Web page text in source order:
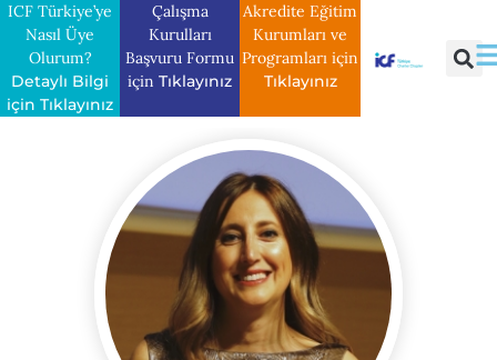
ICF Türkiye’ye
Nasıl Üye
Olurum?
Detaylı Bilgi
için Tıklayınız
Çalışma
Kurulları
Başvuru Formu
içinTıklayınız
Akredite Eğitim
Kurumları ve
Programları için
Tıklayınız